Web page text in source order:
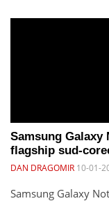
Samsung
flagship sud-
DAN DRAGOMIR 10-01-
Samsung Galaxy